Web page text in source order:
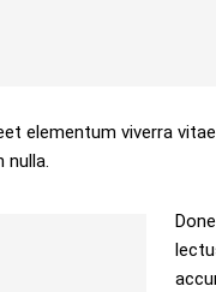
elementum viverra
nulla.